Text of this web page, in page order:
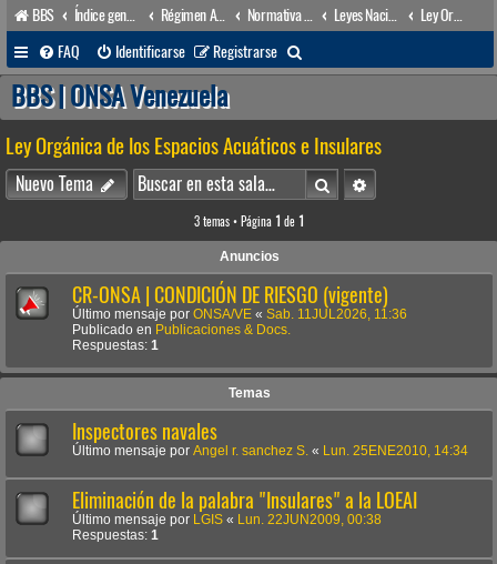
BBS Índice general Régimen Acuático venezolano Leyes Nacionales
Ley Orgánica de los Espacios Acuáticos e Insulares
FAQ
Identificarse Registrarse
u
c
a
r
BBS | ONSA Venezuela
Ley Orgánica de los Espacios Acuáticos e Insulares
Nuevo Tema BuscarBúsqueda avanzada
3 temas • Página 1 de 1
Anuncios
CR-ONSA | CONDICIÓN DE RIESGO (vigente)
Último mensaje por ONSA/VE « Sab. 11JUL2026, 11:36
Publicado en Publicaciones & Docs.
Respuestas: 1
Temas
Inspectores navales
Último mensaje por Angel r. sanchez S. « Lun. 25ENE2010, 14:34
Eliminación de la palabra "Insulares" a la LOEAI
Último mensaje por LGIS «
Lun. 22JUN2009, 00:38
Respuestas: 1